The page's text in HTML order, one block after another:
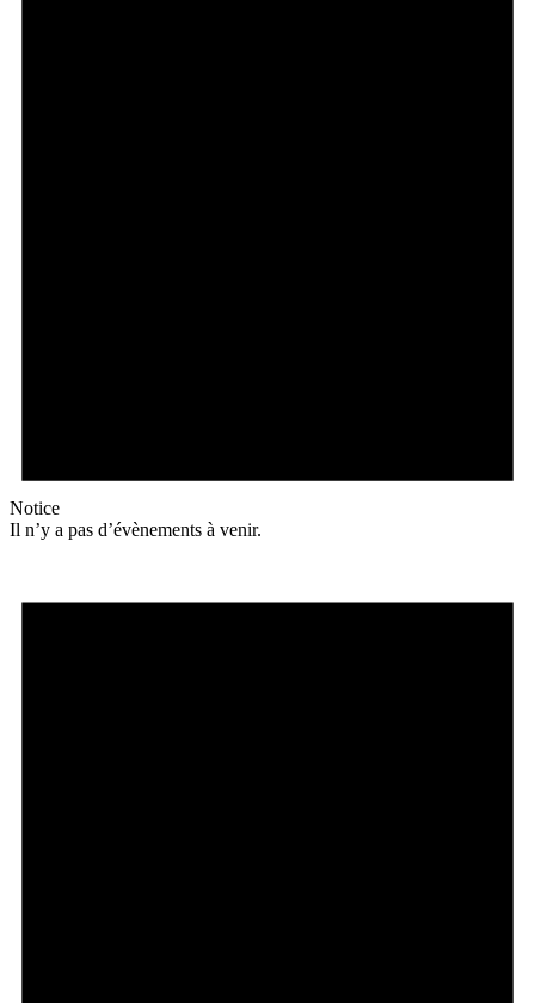
Notice
Il n’y a pas d’évènements à venir.